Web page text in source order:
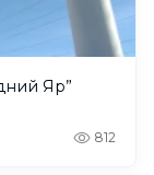
Яр”
812